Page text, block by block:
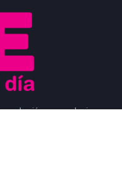
a los jóvenes y al mismo